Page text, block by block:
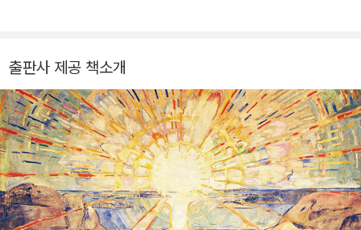
구든 쉽게 글을 쓸 수 있게 된 지금 글쓰기는 더는 선택이 아닌 필
수라고 말한다. 이제 사람들은 상대가 쓴 단어 하나로 그 사람의
인격과 능력을 짐작하고, 문장 하나로 상대에 대한 종합적인 판단
을 내린다. 대학 입시나 취직 시험에서 날로 자기소개서를 중요하
게 여기는 것도 글만으로도 한 사람의 경험과 학식을 파악할 수
있기 때문이다. 수십 년간 학생들의 논문을 첨삭 지도하고, 글쓰
기 강의를 하며 스스로도 글쓰기를 실천하고 있는 저자는 이 책에
가로 활동하고 있다. 옮긴 책으로는 《일본 최고의 대부호에게 배
자》, 《인생을 바꾸는 듣는 법 말하는 법》, 《책 읽는 사람만이 닿을
수 있는 곳》 등 다수가 있다.
출판사 제공 책소개